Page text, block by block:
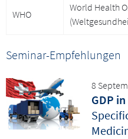
WHO
World Health
Seminar-Empfehlungen
8
GDP